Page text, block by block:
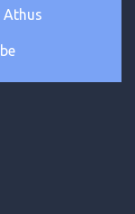
Athus